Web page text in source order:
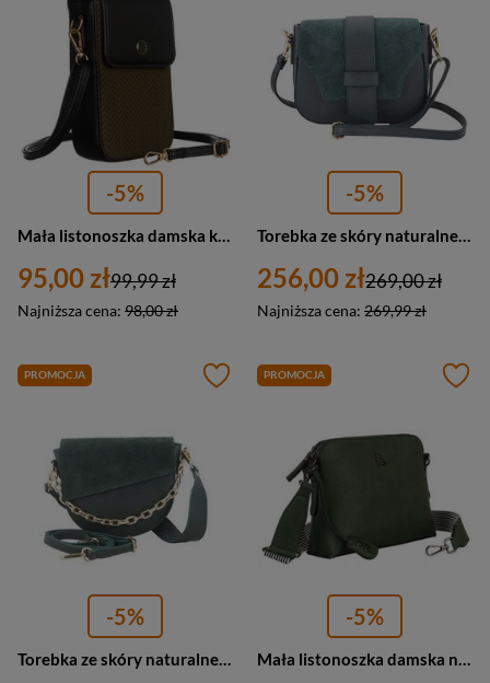
-5%
Mała listonoszka damska khaki ze skóry ekologicznej — Peterson M-14
95,00 zł
Najniższa cena: 98,00 zł
99,99 zł
-5%
Torebka ze skóry naturalnej i zamszu damska Barberini's 969-42 listonoszka mała ciemnozielona
256,00 zł
Najniższa cena: 269,99 zł
269,00 zł
PROMOCJA
-5%
PROMOCJA
-5%